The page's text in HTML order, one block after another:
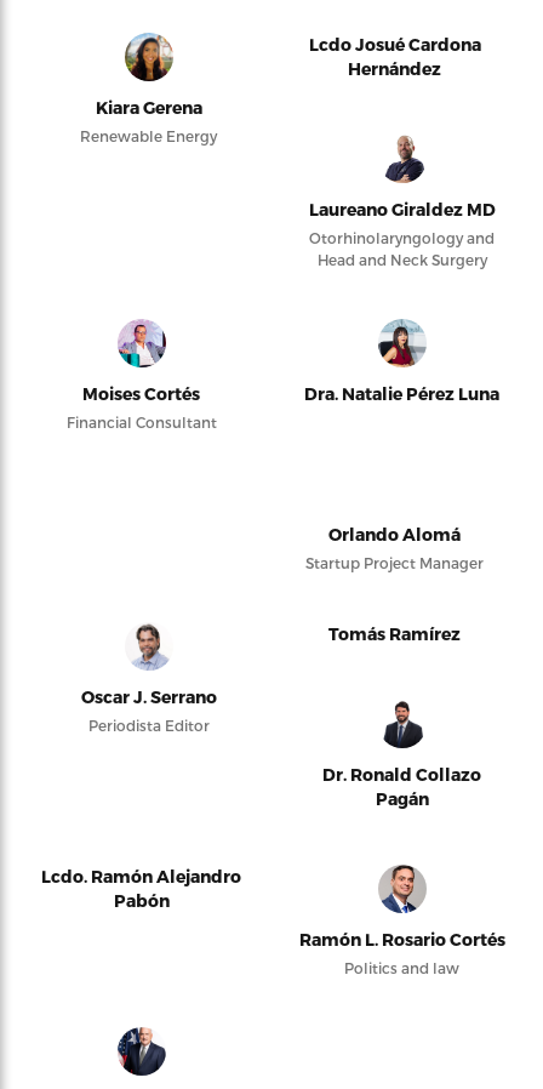
Kiara Gerena
Renewable Energy
Lcdo Josué Cardona
Hernández
Laureano Giraldez MD
Otorhinolaryngology and
Head and Neck Surgery
Moises Cortés
Financial Consultant
Dra. Natalie Pérez Luna
Orlando Alomá
Startup Project Manager
Oscar J. Serrano
Periodista Editor
Tomás Ramírez
Dr. Ronald Collazo
Pagán
Lcdo. Ramón Alejandro
Pabón
Ramón L. Rosario Cortés
Politics and law